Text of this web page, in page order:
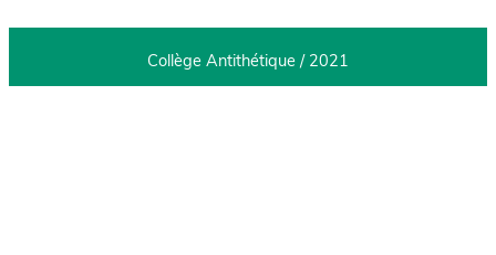
Collège Antithétique / 2021